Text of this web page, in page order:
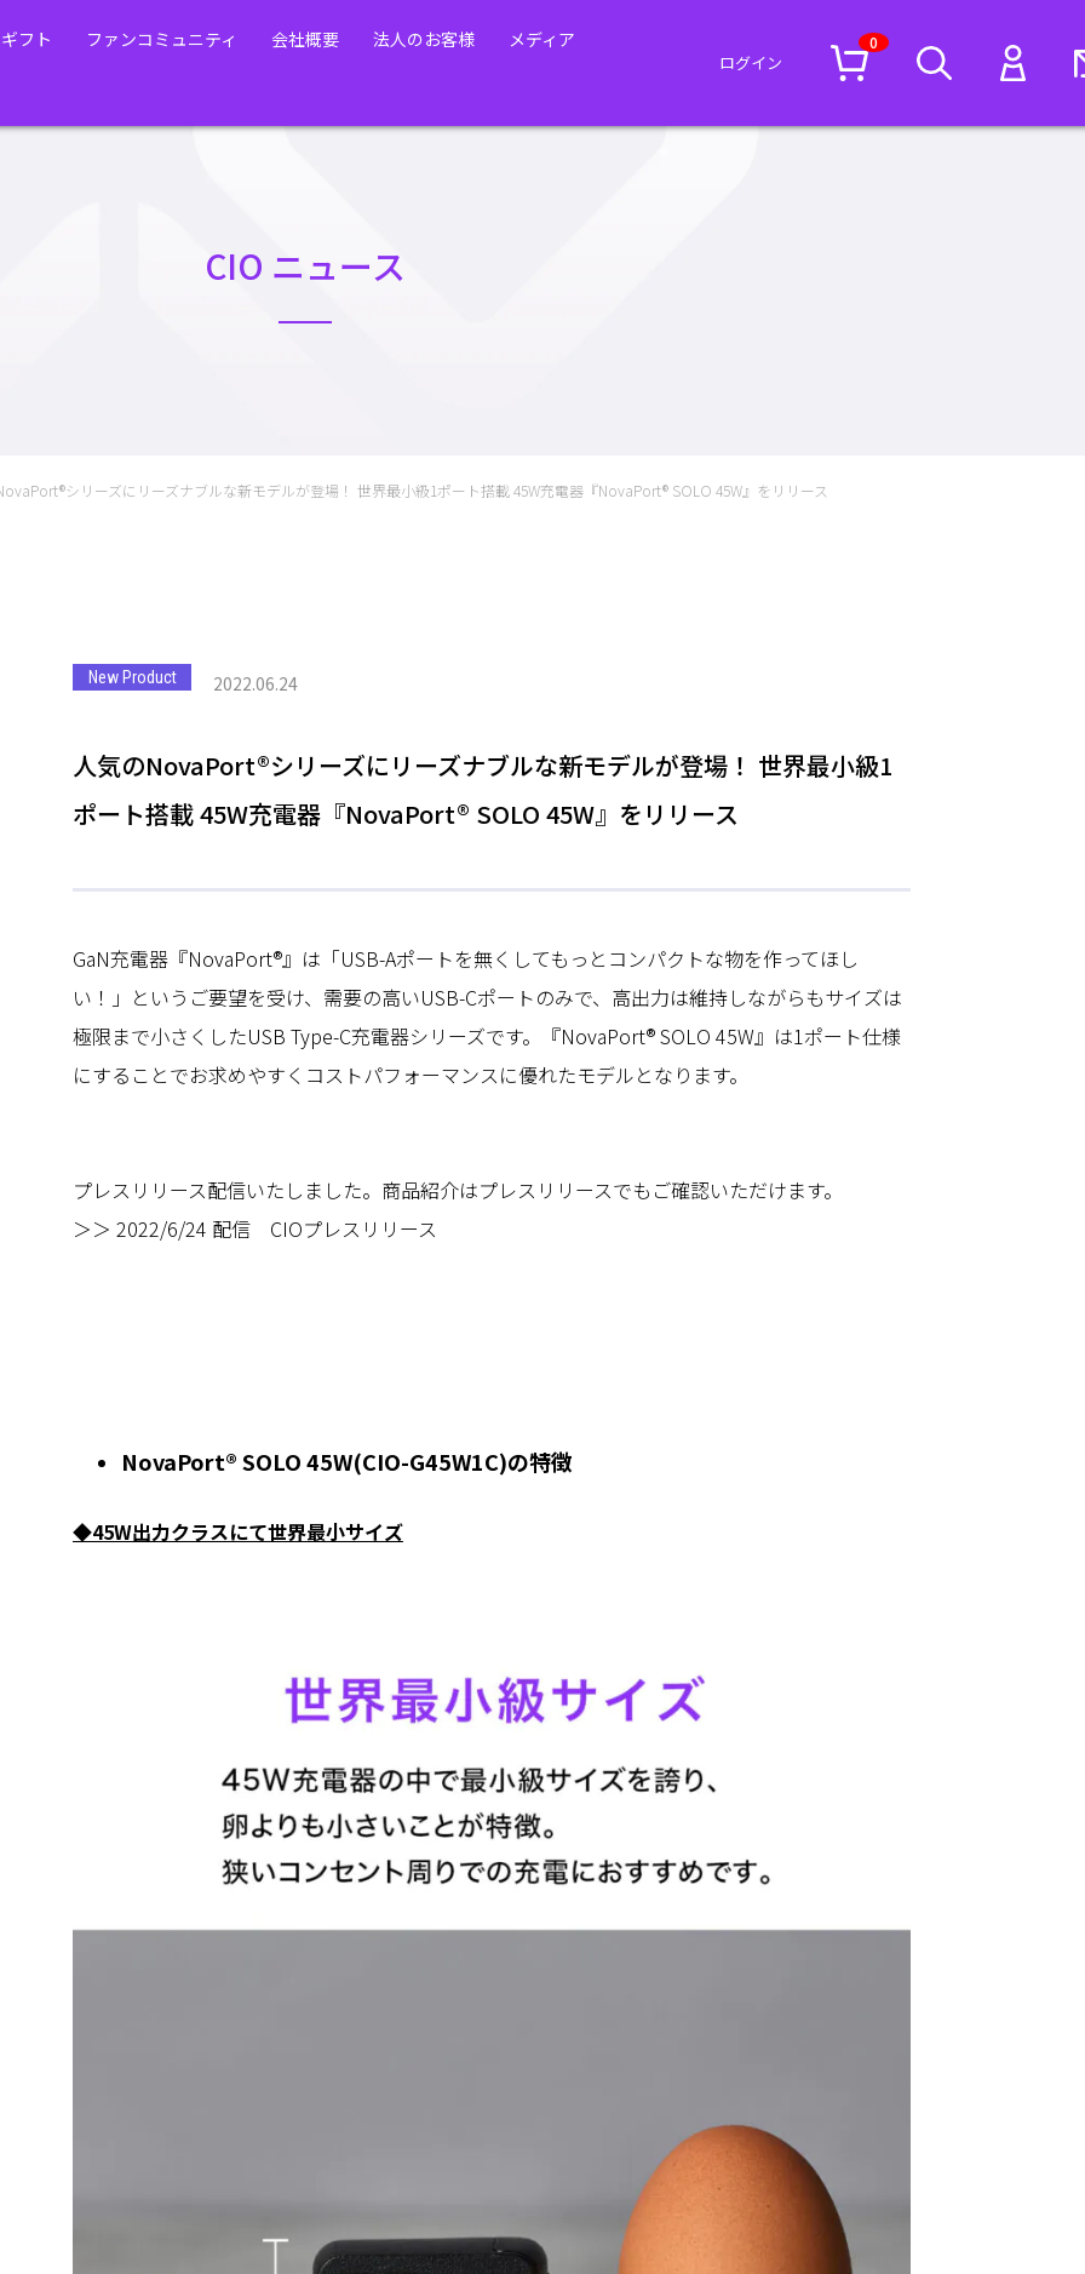
フト ファンコミュニティ 会社概要 法人のお客様 メディア
ログイン
0
CIO ニュース
シリーズにリーズナブルな新モデルが登場！ 世界最小級1ポート搭載 45W充電器『NovaPort® SOLO 45W』をリリース
New Product 2022.06.24
人気のNovaPort®シリーズにリーズナブルな新モデルが登場！ 世界最小級1
ポート搭載 45W充電器『NovaPort® SOLO 45W』をリリース
GaN充電器『NovaPort®』は「USB-Aポートを無くしてもっとコンパクトな物を作ってほし
い！」というご要望を受け、需要の高いUSB-Cポートのみで、高出力は維持しながらもサイズは
極限まで小さくしたUSB Type-C充電器シリーズです。『NovaPort® SOLO 45W』は1ポート仕様
にすることでお求めやすくコストパフォーマンスに優れたモデルとなります。
プレスリリース配信いたしました。商品紹介はプレスリリースでもご確認いただけます。
＞＞ 2022/6/24 配信 CIOプレスリリース
NovaPort® SOLO 45W(CIO-G45W1C)の特徴
◆45W出力クラスにて世界最小サイズ